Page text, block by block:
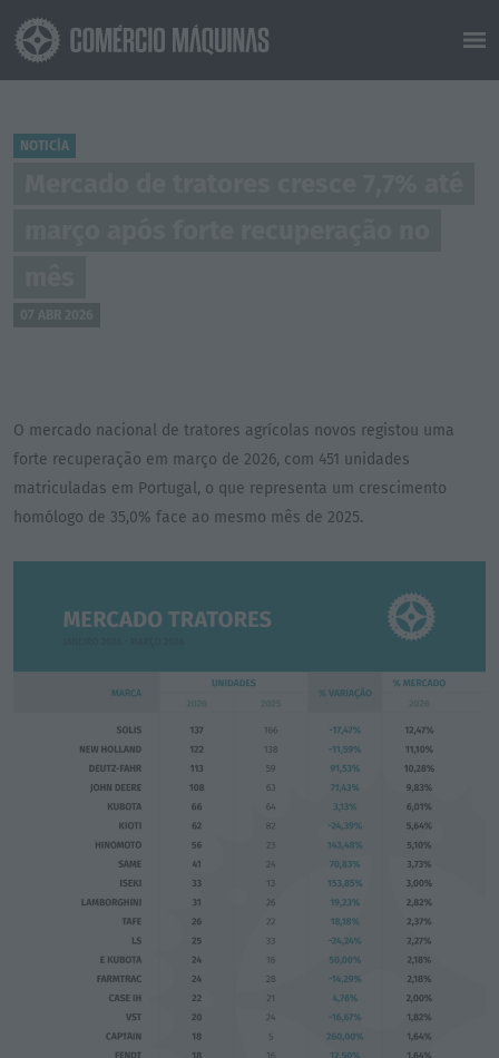
NOTICÍA
O mercado nacional de tratores agrícolas novos registou uma
forte recuperação em março de 2026, com 451 unidades
matriculadas em Portugal, o que representa um crescimento
homólogo de 35,0% face ao mesmo mês de 2025.